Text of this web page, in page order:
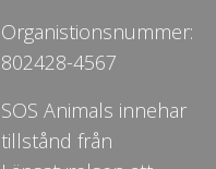
Organistionsnummer:
802428-4567
SOS Animals innehar
tillstånd från